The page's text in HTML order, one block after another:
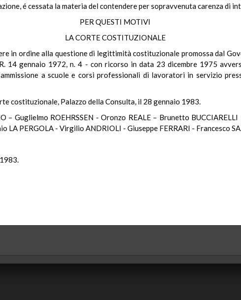
é cessata la materia del contendere per sopravvenuta carenza di
PER QUESTI MOTIVI
LA CORTE COSTITUZIONALE
in ordine alla questione di legittimità costituzionale promossa dal
14 gennaio 1972, n. 4 - con ricorso in data 23 dicembre 1975
a scuole e corsi professionali di lavoratori in servizio
costituzionale, Palazzo della Consulta, il 28 gennaio 1983.
– Guglielmo ROEHRSSEN - Oronzo REALE – Brunetto
LA PERGOLA - Virgilio ANDRIOLI - Giuseppe FERRARI - Francesco